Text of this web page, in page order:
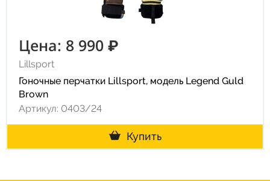
Цена: 8 990 ₽
Lillsport
Гоночные перчатки Lillsport, модель Legend Guld
Brown
Артикул: 0403/24
Купить